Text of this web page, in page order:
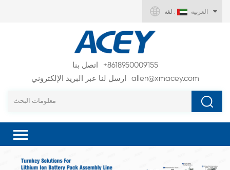
لغة : العربية
اتصل بنا
+8618950009155
ارسل لنا عبر البريد الإلكتروني
allen@xmacey.com